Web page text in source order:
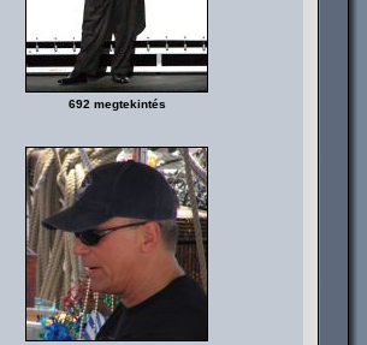
692 megtekintés